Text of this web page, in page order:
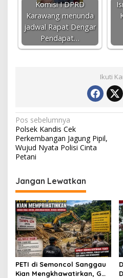
Komisi I DPRD
Karawang menunda
jadwal Rapat Dengar
Pendapat…
Ikuti
N
a
v
i
g
a
s
i
p
o
s
Pos sebelumnya
Polsek Kandis Cek
Perkembangan Jagung Pipil,
Wujud Nyata Polisi Cinta
Petani
Jangan Lewatkan
PETI di Semoncol Sanggau
Kian Mengkhawatirkan, GWI